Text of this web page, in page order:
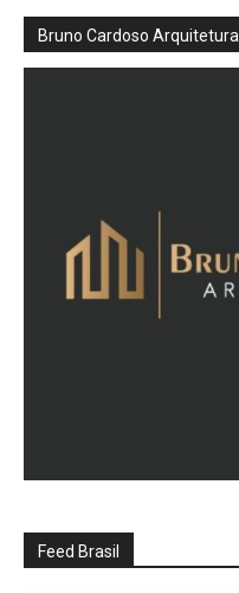
Bruno Cardoso Arquitetura
Feed Brasil